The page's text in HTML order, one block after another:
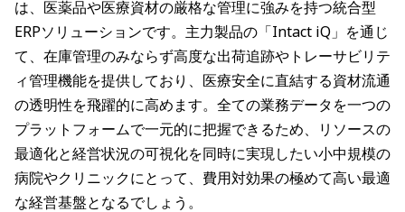
は、医薬品や医療資材の厳格な管理に強みを持つ統合型
ERPソリューションです。主力製品の「Intact iQ」を通じ
て、在庫管理のみならず高度な出荷追跡やトレーサビリテ
ィ管理機能を提供しており、医療安全に直結する資材流通
の透明性を飛躍的に高めます。全ての業務データを一つの
プラットフォームで一元的に把握できるため、リソースの
最適化と経営状況の可視化を同時に実現したい小中規模の
病院やクリニックにとって、費用対効果の極めて高い最適
な経営基盤となるでしょう。